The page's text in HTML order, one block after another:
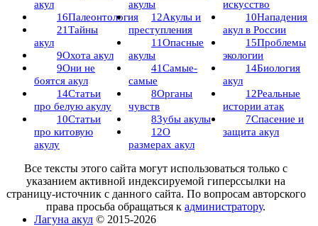
акул
16Палеонтология
21Тайны
акул
9Охота акул
9Они не
боятся акул
14Статьи
про белую акулу
10Статьи
про китовую
акулу
акулы
12Акулы и
преступления
11Опасные
акулы
41Самые-
самые
8Органы
чувств
8Зубы акулы
12О
размерах акул
искусство
10Нападения
акул в России
15Проблемы
экологии
14Биология
акул
12Реальные
истории атак
7Спасение и
защита акул
Все тексты этого сайта могут использоваться только с
указанием активной индексируемой гиперссылки на
страницу-источник с данного сайта. По вопросам авторского
права просьба обращаться кадминистратору.
Лагуна акул © 2015-2026